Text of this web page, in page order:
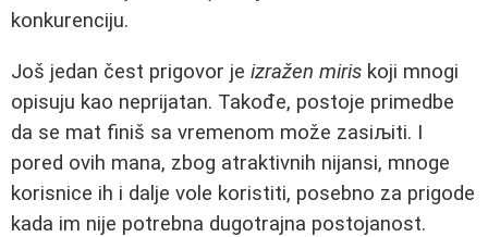
konkurenciju.
Još jedan čest prigovor je izražen miris koji mnogi
opisuju kao neprijatan. Takođe, postoje primedbe
da se mat finiš sa vremenom može zasiљiti. I
pored ovih mana, zbog atraktivnih nijansi, mnoge
korisnice ih i dalje vole koristiti, posebno za prigode
kada im nije potrebna dugotrajna postojanost.